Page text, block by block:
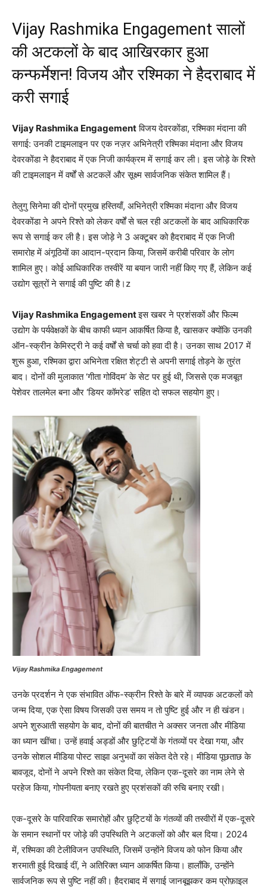
Vijay Rashmika Engagement सालों
की अटकलों के बाद आखिरकार हुआ
कन्फर्मेशन! विजय और रश्मिका ने हैदराबाद में
करी सगाई
Vijay Rashmika Engagementविजय देवरकोंडा, रश्मिका मंदाना की
सगाई: उनकी टाइमलाइन पर एक नज़र अभिनेत्री रश्मिका मंदाना और विजय
देवरकोंडा ने हैदराबाद में एक निजी कार्यक्रम में सगाई कर ली। इस जोड़े के रिश्ते
की टाइमलाइन में वर्षों से अटकलें और सूक्ष्म सार्वजनिक संकेत शामिल हैं।
तेलुगु सिनेमा की दोनों प्रमुख हस्तियाँ, अभिनेत्री रश्मिका मंदाना और विजय
देवरकोंडा ने अपने रिश्ते को लेकर वर्षों से चल रही अटकलों के बाद आधिकारिक
रूप से सगाई कर ली है। इस जोड़े ने 3 अक्टूबर को हैदराबाद में एक निजी
समारोह में अंगूठियों का आदान-प्रदान किया, जिसमें करीबी परिवार के लोग
शामिल हुए। कोई आधिकारिक तस्वीरें या बयान जारी नहीं किए गए हैं, लेकिन कई
उद्योग सूत्रों ने सगाई की पुष्टि की है।z
Vijay Rashmika Engagementइस खबर ने प्रशंसकों और फिल्म
उद्योग के पर्यवेक्षकों के बीच काफी ध्यान आकर्षित किया है, खासकर क्योंकि उनकी
ऑन-स्क्रीन केमिस्ट्री ने कई वर्षों से चर्चा को हवा दी है। उनका साथ 2017 में
शुरू हुआ, रश्मिका द्वारा अभिनेता रक्षित शेट्टी से अपनी सगाई तोड़ने के तुरंत
बाद। दोनों की मुलाकात ‘गीता गोविंदम’ के सेट पर हुई थी, जिससे एक मजबूत
पेशेवर तालमेल बना और ‘डियर कॉमरेड’ सहित दो सफल सहयोग हुए।
Vijay Rashmika Engagement
उनके प्रदर्शन ने एक संभावित ऑफ-स्क्रीन रिश्ते के बारे में व्यापक अटकलों को
जन्म दिया, एक ऐसा विषय जिसकी उस समय न तो पुष्टि हुई और न ही खंडन।
अपने शुरुआती सहयोग के बाद, दोनों की बातचीत ने अक्सर जनता और मीडिया
का ध्यान खींचा। उन्हें हवाई अड्डों और छुट्टियों के गंतव्यों पर देखा गया, और
उनके सोशल मीडिया पोस्ट साझा अनुभवों का संकेत देते रहे। मीडिया पूछताछ के
बावजूद, दोनों ने अपने रिश्ते का संकेत दिया, लेकिन एक-दूसरे का नाम लेने से
परहेज किया, गोपनीयता बनाए रखते हुए प्रशंसकों की रुचि बनाए रखी।
एक-दूसरे के पारिवारिक समारोहों और छुट्टियों के गंतव्यों की तस्वीरों में एक-दूसरे
के समान स्थानों पर जोड़े की उपस्थिति ने अटकलों को और बल दिया। 2024
में, रश्मिका की टेलीविजन उपस्थिति, जिसमें उन्होंने विजय को फोन किया और
शरमाती हुई दिखाई दीं, ने अतिरिक्त ध्यान आकर्षित किया। हालाँकि, उन्होंने
सार्वजनिक रूप से पुष्टि नहीं की। हैदराबाद में सगाई जानबूझकर कम प्रोफ़ाइल